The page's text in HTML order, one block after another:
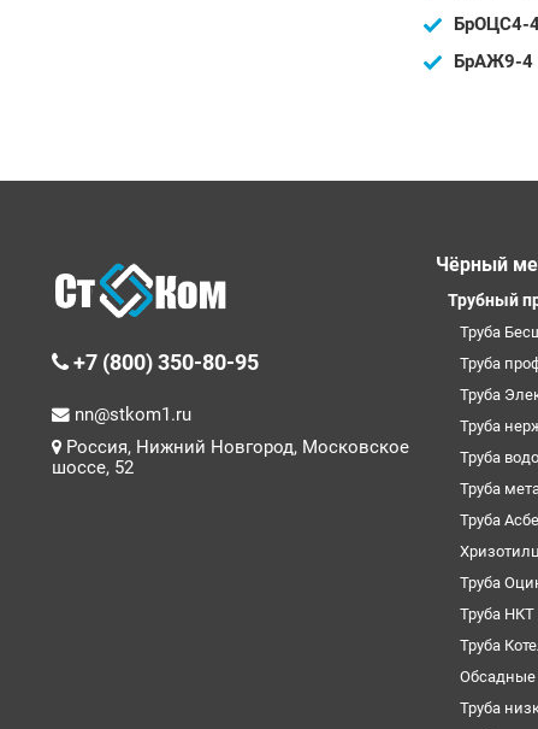
БрОЦС4-
БрАЖ9-4
+7 (800) 350-80-95
nn@stkom1.ru
Россия, Нижний Новгород, Московское
шоссе, 52
Чёрный
Трубный
Труба
Труба
Труба
Труба
Труба
Труба
Труба
Труба
Труба НКТ
Труба
Обсадные
Труба